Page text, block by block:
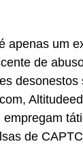
apenas um
de
empregam
de